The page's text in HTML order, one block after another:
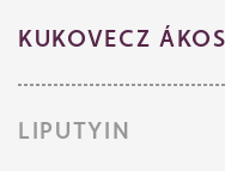
KUKOVECZ ÁKOS
LIPUTYIN